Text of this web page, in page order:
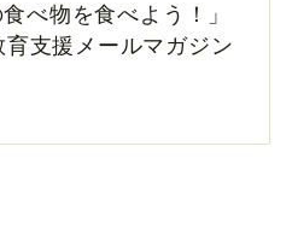
べ物を食べよう！」
支援メールマガジン